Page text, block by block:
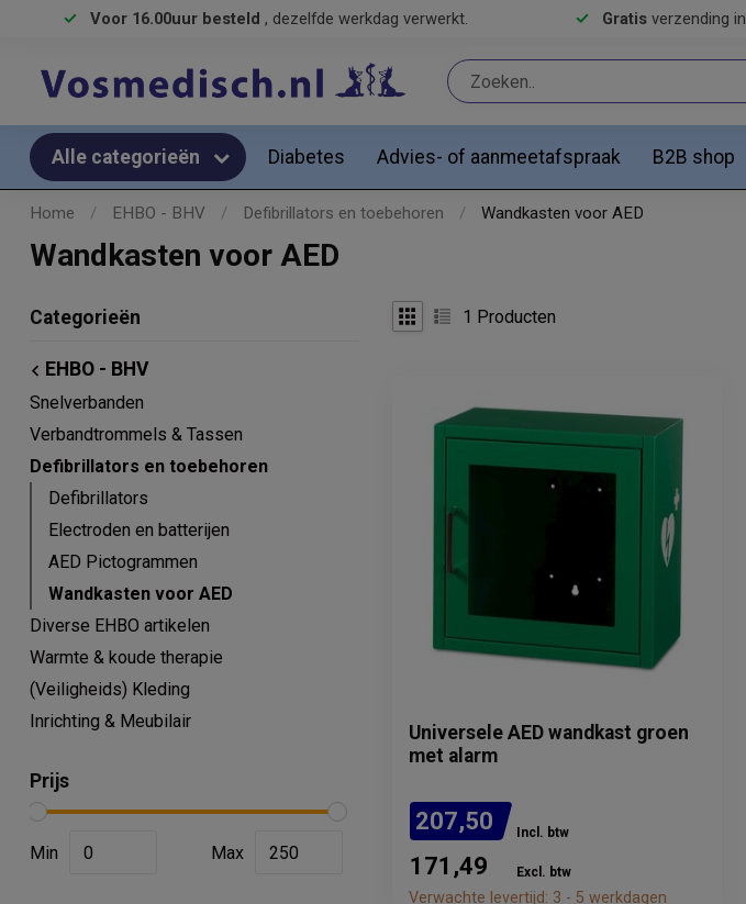
Voor 16.00uur besteld , dezelfde werkdag verwerkt. Gratis verzending in
Alle categorieën Diabetes Advies- of aanmeetafspraak B2B shop
Home / EHBO - BHV / Defibrillators en toebehoren / Wandkasten voor AED
Wandkasten voor AED
Categorieën
EHBO - BHV
Snelverbanden
Verbandtrommels & Tassen
Defibrillators en toebehoren
Defibrillators
Electroden en batterijen
AED Pictogrammen
Wandkasten voor AED
Diverse EHBO artikelen
Warmte & koude therapie
(Veiligheids) Kleding
Inrichting & Meubilair
Prijs
Min Max
1 Producten
Universele AED wandkast groen
met alarm
207,50 Incl. btw
171,49 Excl. btw
Verwachte levertijd: 3 - 5 werkdagen